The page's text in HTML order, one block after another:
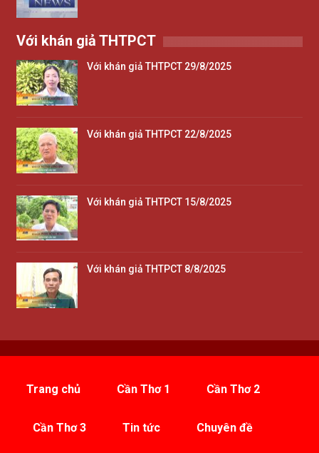
Với khán giả THTPCT
Với khán giả THTPCT 29/8/2025
Với khán giả THTPCT 22/8/2025
Với khán giả THTPCT 15/8/2025
Với khán giả THTPCT 8/8/2025
Trang chủ Cần Thơ 1 Cần Thơ 2
Cần Thơ 3 Tin tức Chuyên đề